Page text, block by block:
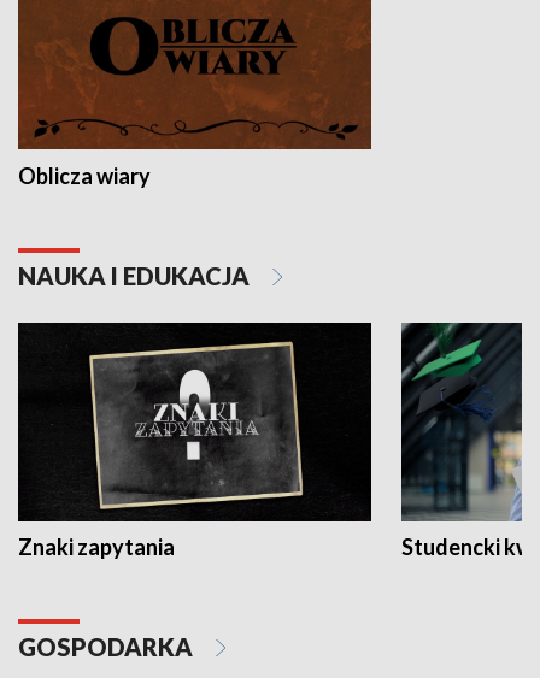
Oblicza wiary
NAUKA I EDUKACJA
Znaki zapytania Studencki
GOSPODARKA